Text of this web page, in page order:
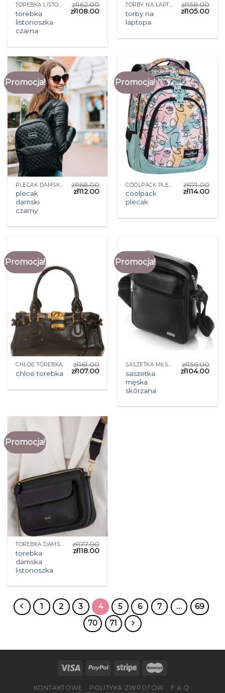
TOREBKA LISTONOSZKA CZARNA
torebka
listonoszka
czarna
zł162.00
zł108.00
TORBY NA LAPTOPA
torby na
laptopa
zł158.00
zł105.00
Promocja!
PLECAK DAMSKI CZARNY
plecak
damski
czarny
zł168.00
zł112.00
Promocja!
COOLPACK PLECAK
coolpack
plecak
zł171.00
zł114.00
Promocja!
CHLOE TOREBKA
chloe torebka
zł161.00
zł107.00
Promocja!
SASZETKA MĘSKA SKÓRZANA
saszetka
męska
skórzana
zł156.00
zł104.00
Promocja!
TOREBKA DAMSKA LISTONOSZKA
torebka
damska
listonoszka
zł177.00
zł118.00
1 2 3 4 5 6 7 …
69
70
71
KONTAKTOWE POLITYKA ZWROTÓW
F.A.Q